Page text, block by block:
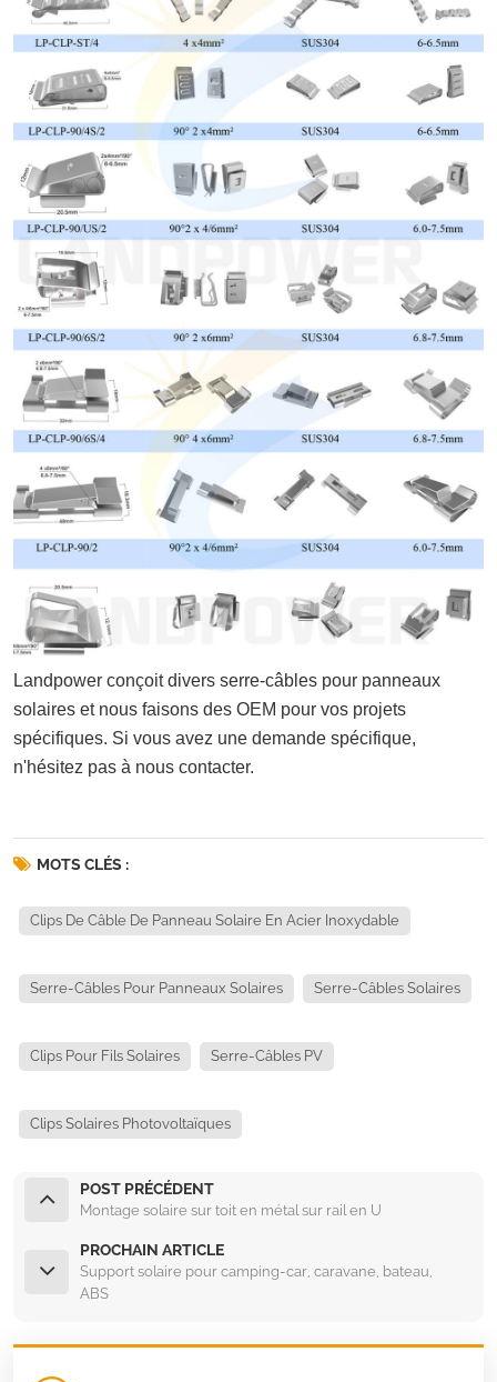
Landpower conçoit divers serre-câbles pour panneaux
solaires et nous faisons des OEM pour vos projets
spécifiques. Si vous avez une demande spécifique,
n'hésitez pas à nous contacter.
MOTS CLÉS :
Clips De Câble De Panneau Solaire En Acier Inoxydable
Serre-Câbles Pour Panneaux Solaires Serre-Câbles Solaires
Clips Pour Fils Solaires Serre-Câbles PV
Clips Solaires Photovoltaïques
POST PRÉCÉDENT
Montage solaire sur toit en métal sur rail en U
PROCHAIN ARTICLE
Support solaire pour camping-car, caravane, bateau,
ABS